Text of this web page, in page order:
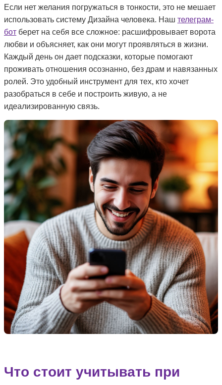
Если нет желания погружаться в тонкости, это не мешает
использовать систему Дизайна человека. Наш телеграм-
бот берет на себя все сложное: расшифровывает ворота
любви и объясняет, как они могут проявляться в жизни.
Каждый день он дает подсказки, которые помогают
проживать отношения осознанно, без драм и навязанных
ролей. Это удобный инструмент для тех, кто хочет
разобраться в себе и построить живую, а не
идеализированную связь.
Что стоит учитывать при